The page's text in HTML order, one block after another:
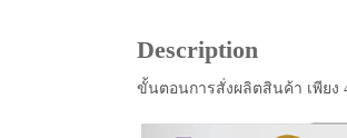
Description
ขั้นตอนการสั่งผลิตสินค้า เพียง